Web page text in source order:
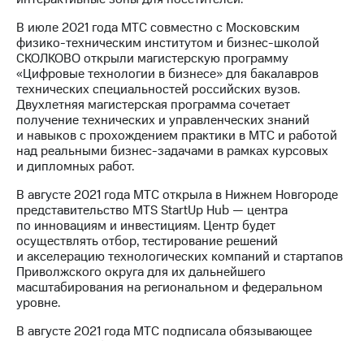
В июле 2021 года МТС совместно с Московским
физико-техническим институтом и бизнес-школой
СКОЛКОВО открыли магистерскую программу
«Цифровые технологии в бизнесе» для бакалавров
технических специальностей российских вузов.
Двухлетняя магистерская программа сочетает
получение технических и управленческих знаний
и навыков с прохождением практики в МТС и работой
над реальными бизнес-задачами в рамках курсовых
и дипломных работ.
В августе 2021 года МТС открыла в Нижнем Новгороде
представительство MTS StartUp Hub — центра
по инновациям и инвестициям. Центр будет
осуществлять отбор, тестирование решений
и акселерацию технологических компаний и стартапов
Приволжского округа для их дальнейшего
масштабирования на региональном и федеральном
уровне.
В августе 2021 года МТС подписала обязывающее